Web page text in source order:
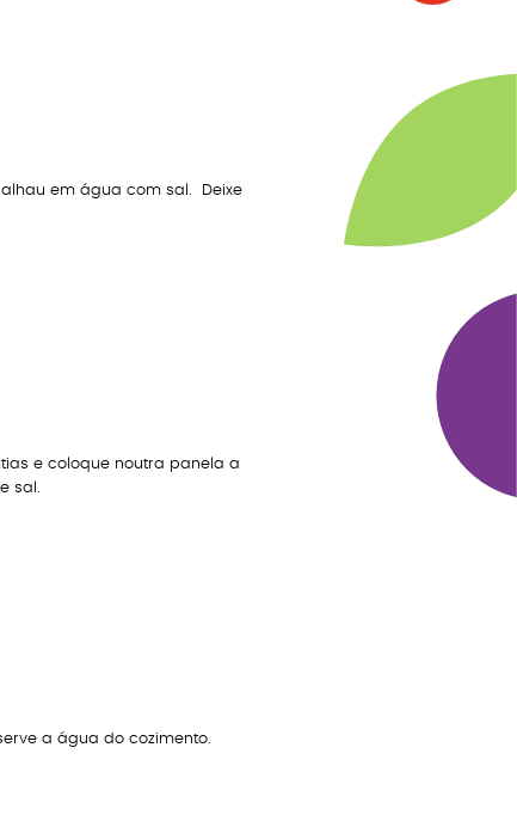
em água com sal. Deixe
e coloque noutra panela a
sal.
a água do cozimento.